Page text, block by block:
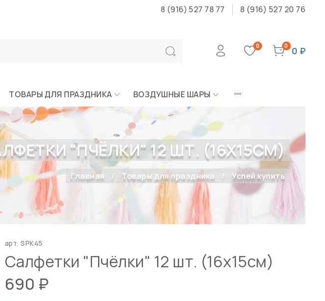
8 (916) 527 78 77 8 (916) 527 20 76
0 0 0 ₽
ТОВАРЫ ДЛЯ ПРАЗДНИКА ВОЗДУШНЫЕ ШАРЫ
"ПЧЁЛКИ" 12 ШТ. (16Х15СМ)
Главная Товары для праздника Успей купить
арт.SPK45
Салфетки "Пчёлки" 12 шт. (16х15см)
690 ₽